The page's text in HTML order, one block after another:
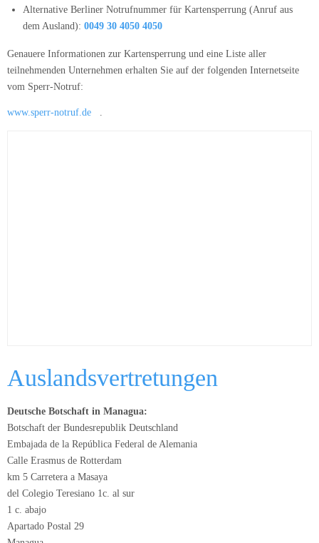
Alternative Berliner Notrufnummer für Kartensperrung (Anruf aus
dem Ausland): 0049 30 4050 4050
Genauere Informationen zur Kartensperrung und eine Liste aller
teilnehmenden Unternehmen erhalten Sie auf der folgenden Internetseite
vom Sperr-Notruf:
www.sperr-notruf.de .
Auslandsvertretungen
Deutsche Botschaft in Managua:
Botschaft der Bundesrepublik Deutschland
Embajada de la República Federal de Alemania
Calle Erasmus de Rotterdam
km 5 Carretera a Masaya
del Colegio Teresiano 1c. al sur
1 c. abajo
Apartado Postal 29